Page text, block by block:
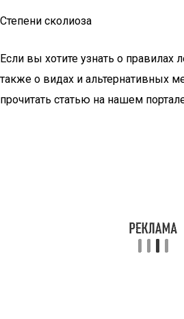
Степени сколиоза
Если вы хотите узнать о правилах
также о видах и альтернативных
прочитать статью на нашем